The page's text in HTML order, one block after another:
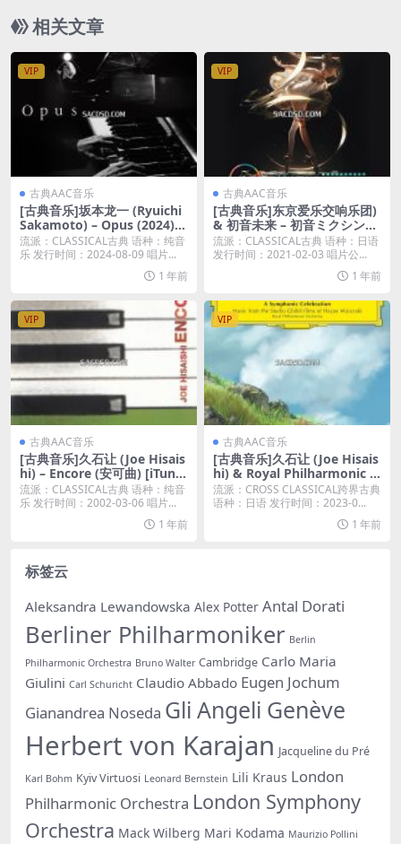
相关文章
VIP
古典AAC音乐
[古典音乐]坂本龙一 (Ryuichi
Sakamoto) – Opus (2024) [i
Tunes Plus M4A]
流派：CLASSICAL古典 语种：纯音
乐 发行时间：2024-08-09 唱片...
1 年前
VIP
古典AAC音乐
[古典音乐]东京爱乐交响乐团)
& 初音未来 – 初音ミクシンフ
ォニー2020オーケストラライ
ブ (初音未来交响乐~Miku Sy
mphony 2020 交响乐演奏会)
流派：CLASSICAL古典 语种：日语
发行时间：2021-02-03 唱片公...
1 年前
VIP
古典AAC音乐
[古典音乐]久石让 (Joe Hisais
hi) – Encore (安可曲) [iTune
s Plus M4A]
流派：CLASSICAL古典 语种：纯音
乐 发行时间：2002-03-06 唱片...
1 年前
VIP
古典AAC音乐
[古典音乐]久石让 (Joe Hisais
hi) & Royal Philharmonic O
rchestra – A Symphonic Cel
ebration (Music from the S
tudio Ghibli Films of Hayao
Miyazaki) [iTunes Plus AAC
流派：CROSS CLASSICAL跨界古典
语种：日语 发行时间：2023-0...
1 年前
标签云
Aleksandra Lewandowska Alex Potter Antal Dorati
Berliner Philharmoniker Berlin
Philharmonic Orchestra Bruno Walter Cambridge Carlo Maria
Giulini Carl Schuricht Claudio Abbado Eugen Jochum
Gianandrea Noseda Gli Angeli Genève
Herbert von Karajan Jacqueline du Pré
Karl Bohm Kyiv Virtuosi Leonard Bernstein Lili Kraus London
Philharmonic Orchestra London Symphony
Orchestra Mack Wilberg Mari Kodama Maurizio Pollini